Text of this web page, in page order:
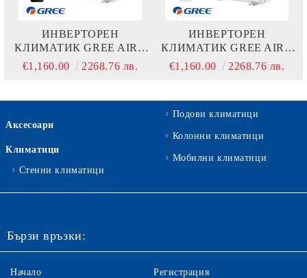
ИНВЕРТОРЕН
КЛИМАТИК GREE AIRY
GWH18AVDXE-K6DNA1A
€1,160.00 2268.76 лв.
ИНВЕРТОРЕН
КЛИМАТИК GREE AIRY
GWH18AVDXE-K6DNA1A
€1,160.00 2268.76 лв.
Аксесоари
Климатици
Стенни климатици
Подови климатици
Колонни климатици
Мобилни климатици
Бързи връзки:
Начало Регистрация